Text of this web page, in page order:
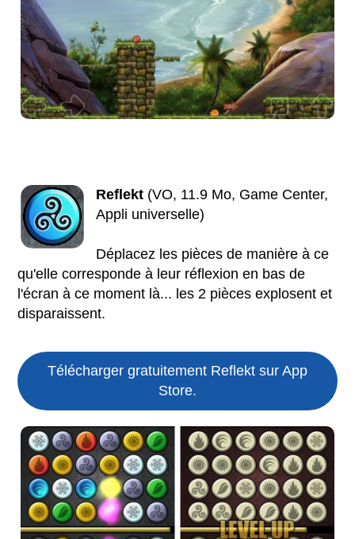
Reflekt (VO, 11.9 Mo, Game Center,
Appli universelle)
Déplacez les pièces de manière à ce
qu'elle corresponde à leur réflexion en bas de
l'écran à ce moment là... les 2 pièces explosent et
disparaissent.
Télécharger gratuitement Reflekt sur App
Store.